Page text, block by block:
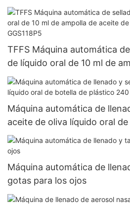
de cápsulas de gelatina dura
polvo completamente
TFFS Máquina automática
de líquido oral de 10 ml de
oliva de plástico GGS118P5
Máquina automática de
aceite de oliva líquido oral
240 P5
Máquina automática de
gotas para los ojos